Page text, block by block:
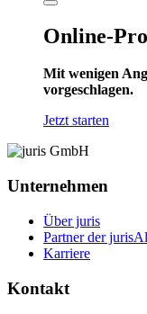
Online-
Mit wenigen
vorgeschlagen.
Jetzt starten
Unternehmen
Über juris
Partner der
Karriere
Kontakt